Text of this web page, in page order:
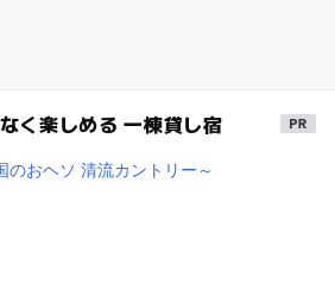
く楽しめる 一棟貸し宿